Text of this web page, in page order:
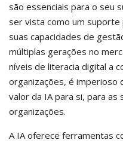
são essenciais para o seu
ser vista como um
suas capacidades de
múltiplas gerações no
níveis de literacia digital a
organizações, é imperioso
valor da IA para si, para as
organizações.
A IA oferece ferramentas